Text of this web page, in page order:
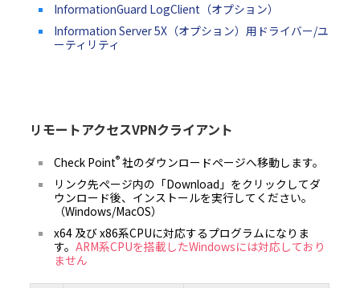
保証するものではなく、村田機械は、本ソフトウェアの機能、性能及び品質がお客様
適合することを、明示たると黙示たるとを問わず、何らの保証も致しません。
6.2 本ソフトウェアは、お客様に事前に通知することなく、村田機械又は村田機械の
によりアップデート又は変更されることがありますが、その場合でも、前項同様、お
る本製品の動作環境において、全て正常に動作することを保証するものではなく、本
断による損害、企業情報の損失、本製品及び本製品と直接又は間接に接続された機器
たデータ等の損失、その他の損失等を含みますが、これらに限定されるものではあり
6.5 村田機械及び村田機械のライセンサーは、本ソフトウェアに関し、第三者の特許
の他の知的財産権に対する侵害がないことを保証するものではなく、お客様が本ソフ
し、第三者から知的財産権侵害の主張（警告、訴訟提起を含む）を受けた場合におい
の責任を負いません。但し、村田機械及び／又は村田機械のライセンサーが、本ソフ
客様に提供した時点（村田機械がお客様に本ソフトウェアを含む記録媒体を譲渡した
様が本ソフトウェアをダウンロードした時点）において、第三者の知的財産権の侵害
場合は、この限りではありません。
負う場合においても、社会通念上、当該種類の債務不履行、不法行為等から直接かつ
通常発生するものと考えられる損害（いわゆる通常損害）を超える損害については責
ん。
７．契約期間
7.1 お客様が、本ソフトウェアをダウンロード、インストール又は使用するという形
InformationGuard LogClient（オプション）
Information Server 5X（オプション）用ドライバー/ユ
ーティリティ
リモートアクセスVPNクライアント
Check Point® 社のダウンロードページへ移動します。
リンク先ページ内の「Download」をクリックしてダ
ウンロード後、インストールを実行してください。
（Windows/MacOS）
x64 及び x86系CPUに対応するプログラムになりま
す。ARM系CPUを搭載したWindowsには対応しており
ません